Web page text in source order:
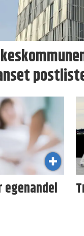
egenandel